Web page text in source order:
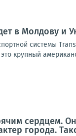
в Молдову и
системы
крупный
сердцем.
города.